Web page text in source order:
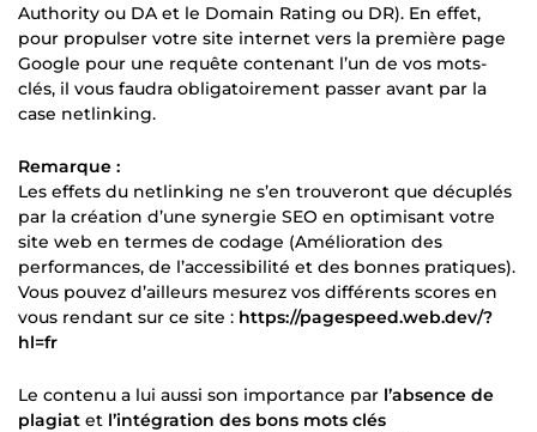
Authority ou DA et le Domain Rating ou DR). En effet,
pour propulser votre site internet vers la première page
Google pour une requête contenant l’un de vos mots-
clés, il vous faudra obligatoirement passer avant par la
case netlinking.
Remarque :
Les effets du netlinking ne s’en trouveront que décuplés
par la création d’une synergie SEO en optimisant votre
site web en termes de codage (Amélioration des
performances, de l’accessibilité et des bonnes pratiques).
Vous pouvez d’ailleurs mesurez vos différents scores en
vous rendant sur ce site : https://pagespeed.web.dev/?
hl=fr
Le contenu a lui aussi son importance par l’absence de
plagiat et l’intégration des bons mots clés